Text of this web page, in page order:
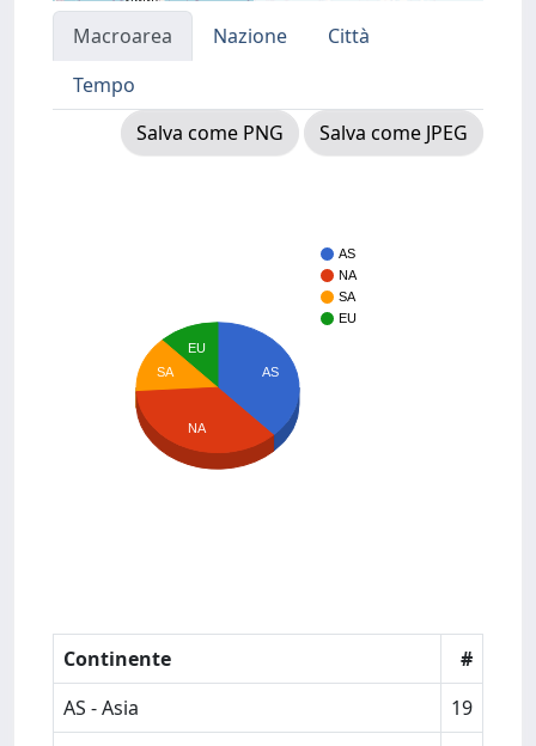
Macroarea Nazione
Città
Tempo
Salva come PNG
Salva come JPEG
AS
NA
SA
EU
AS
EU
SA
NA
Continente
#
AS - Asia
19